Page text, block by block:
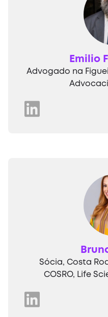
Emilio
Advogado na
Sócia, Costa
COSRO, Life